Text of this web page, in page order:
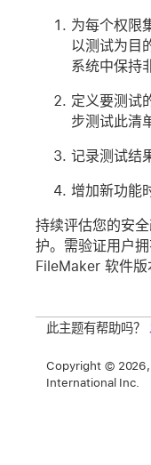
为每个权限
以测试为目
系统中保持
定义要测试
步测试此清
记录测试结
增加新功能
持续评估您的安
护。需验证用户
FileMaker 软件版
此主题有帮助吗？
Copyright ©
International Inc.